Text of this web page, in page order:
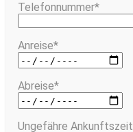
Telefonnummer*
Anreise*
Abreise*
Ungefähre Ankunftszeit